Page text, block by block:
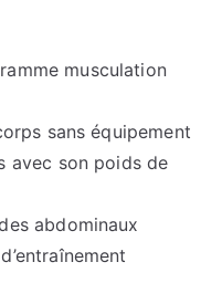
musculation
sans équipement
avec son poids de
abdominaux